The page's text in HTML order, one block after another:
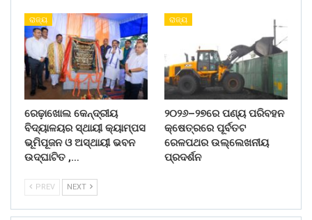
ରାଜ୍ୟ
ରେଢ଼ାଖୋଲ କେନ୍ଦ୍ରୀୟ
ବିଦ୍ୟାଳୟର ସ୍ଥାୟୀ କ୍ୟାମ୍ପସ
ଭୂମିପୂଜନ ଓ ଅସ୍ଥାୟୀ ଭବନ
ଉଦ୍‌ଘାଟିତ ,…
ରାଜ୍ୟ
୨୦୨୬–୨୭ରେ ପଣ୍ୟ ପରିବହନ
କ୍ଷେତ୍ରରେ ପୂର୍ବତଟ
ରେଳପଥର ଉଲ୍ଲେଖନୀୟ
ପ୍ରଦର୍ଶନ
PREV NEXT